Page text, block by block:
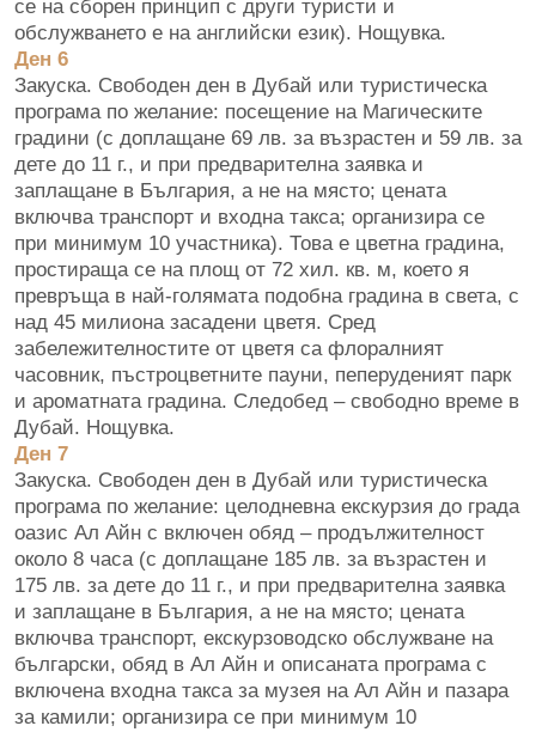
се на сборен принцип с други туристи и
обслужването е на английски език). Нощувка.
Ден 6
Закуска. Свободен ден в Дубай или туристическа
програма по желание: посещение на Магическите
градини (с доплащане 69 лв. за възрастен и 59 лв. за
дете до 11 г., и при предварителна заявка и
заплащане в България, а не на място; цената
включва транспорт и входна такса; организира се
при минимум 10 участника). Това е цветна градина,
простираща се на площ от 72 хил. кв. м, което я
превръща в най-голямата подобна градина в света, с
над 45 милиона засадени цветя. Сред
забележителностите от цветя са флоралният
часовник, пъстроцветните пауни, пеперуденият парк
и ароматната градина. Следобед – свободно време в
Дубай. Нощувка.
Ден 7
Закуска. Свободен ден в Дубай или туристическа
програма по желание: целодневна екскурзия до града
оазис Ал Айн с включен обяд – продължителност
около 8 часа (с доплащане 185 лв. за възрастен и
175 лв. за дете до 11 г., и при предварителна заявка
и заплащане в България, а не на място; цената
включва транспорт, екскурзоводско обслужване на
български, обяд в Ал Айн и описаната програма с
включена входна такса за музея на Ал Айн и пазара
за камили; организира се при минимум 10